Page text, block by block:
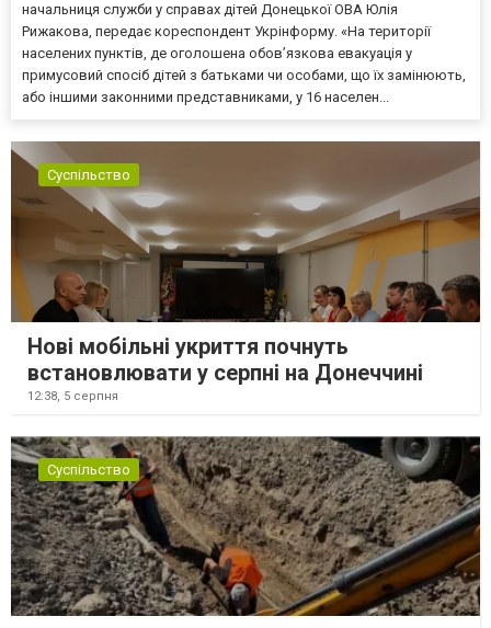
начальниця служби у справах дітей Донецької ОВА Юлія
Рижакова, передає кореспондент Укрінформу. «На території
населених пунктів, де оголошена обов’язкова евакуація у
примусовий спосіб дітей з батьками чи особами, що їх замінюють,
або іншими законними представниками, у 16 населен...
Суспільство
Нові мобільні укриття почнуть
встановлювати у серпні на Донеччині
12:38, 5 серпня
Суспільство